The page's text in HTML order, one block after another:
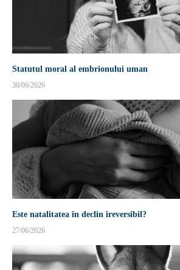
Statutul moral al embrionului uman
30/06/2026
Este natalitatea în declin ireversibil?
27/06/2026